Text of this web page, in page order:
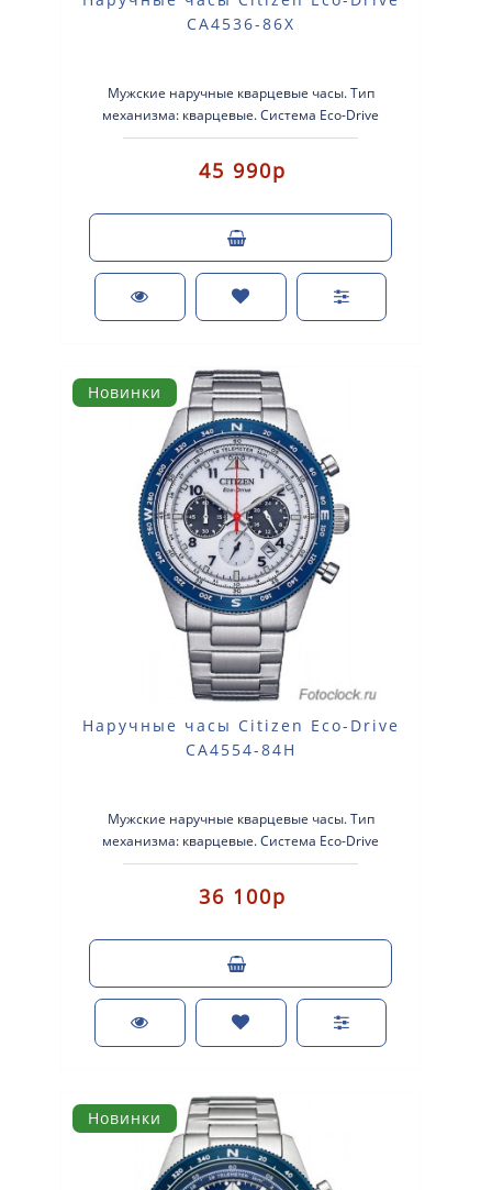
CA4536-86X
Мужские наручные кварцевые часы. Тип
механизма: кварцевые. Система Eco-Drive
(аккумулятор с питанием от световой эне..
45 990р
Новинки
Наручные часы Citizen Eco-Drive
CA4554-84H
Мужские наручные кварцевые часы. Тип
механизма: кварцевые. Система Eco-Drive
(аккумулятор с питанием от световой э..
36 100р
Новинки